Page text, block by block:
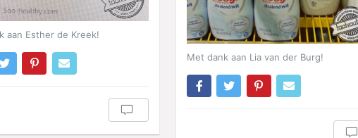
aan Esther de Kreek!
Met dank aan Lia van der Burg!